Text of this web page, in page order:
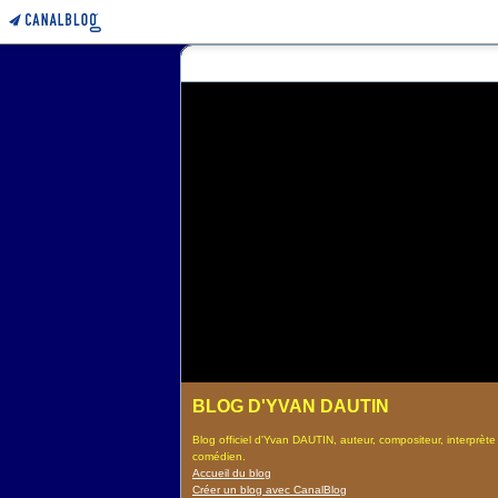
BLOG D'YVAN DAUTIN
Blog officiel d'Yvan DAUTIN, auteur, compositeur,
comédien.
Accueil du blog
Créer un blog avec CanalBlog